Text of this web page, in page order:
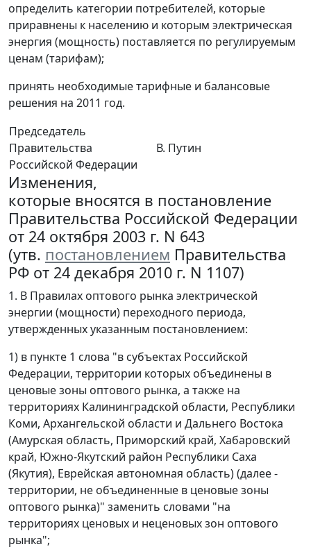
определить категории потребителей, которые
приравнены к населению и которым электрическая
энергия (мощность) поставляется по регулируемым
ценам (тарифам);
принять необходимые тарифные и балансовые
решения на 2011 год.
Председатель
Правительства
Российской Федерации
В. Путин
Изменения,
которые вносятся в постановление
Правительства Российской Федерации
от 24 октября 2003 г. N 643
(утв. постановлением Правительства
РФ от 24 декабря 2010 г. N 1107)
1. В Правилах оптового рынка электрической
энергии (мощности) переходного периода,
утвержденных указанным постановлением:
1) в пункте 1 слова "в субъектах Российской
Федерации, территории которых объединены в
ценовые зоны оптового рынка, а также на
территориях Калининградской области, Республики
Коми, Архангельской области и Дальнего Востока
(Амурская область, Приморский край, Хабаровский
край, Южно-Якутский район Республики Саха
(Якутия), Еврейская автономная область) (далее -
территории, не объединенные в ценовые зоны
оптового рынка)" заменить словами "на
территориях ценовых и неценовых зон оптового
рынка";